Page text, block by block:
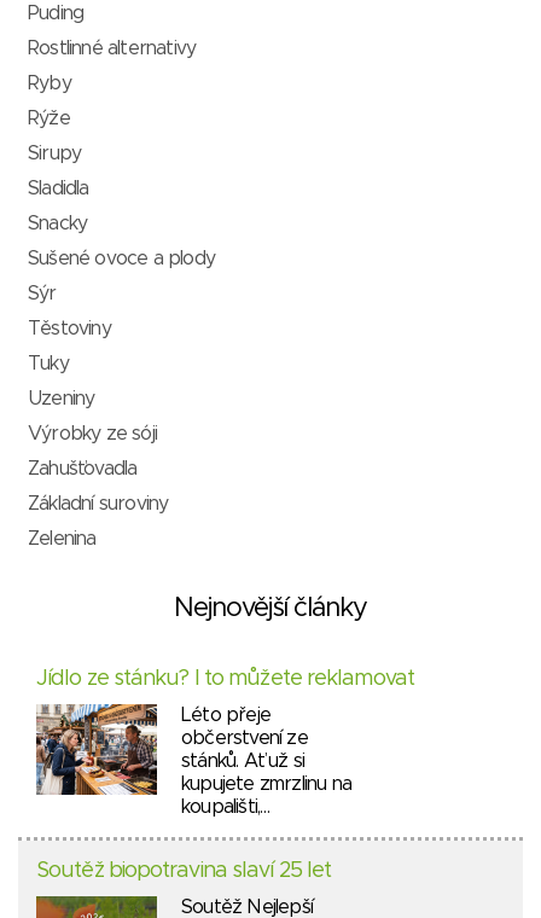
Puding
Rostlinné alternativy
Ryby
Rýže
Sirupy
Sladidla
Snacky
Sušené ovoce a plody
Sýr
Těstoviny
Tuky
Uzeniny
Výrobky ze sóji
Zahušťovadla
Základní suroviny
Zelenina
Nejnovější články
Jídlo ze stánku? I to můžete reklamovat
Léto přeje
občerstvení ze
stánků. Ať už si
kupujete zmrzlinu na
koupališti,…
Soutěž biopotravina slaví 25 let
Soutěž Nejlepší